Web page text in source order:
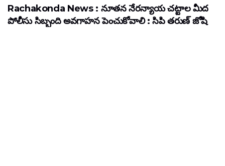
Rachakonda News : నూతన నేరన్యాయ చట్టాల మీద
పోలీసు సిబ్బంది అవగాహన పెంచుకోవాలి : సిపి తరుణ్ జోషి